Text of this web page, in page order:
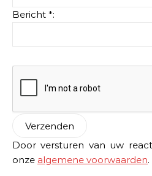
Bericht *:
Door versturen van uw
onze algemene voorwaarden.